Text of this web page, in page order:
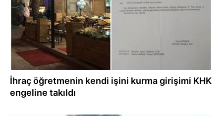
İhraç öğretmenin kendi işini kurma girişimi KHK
engeline takıldı